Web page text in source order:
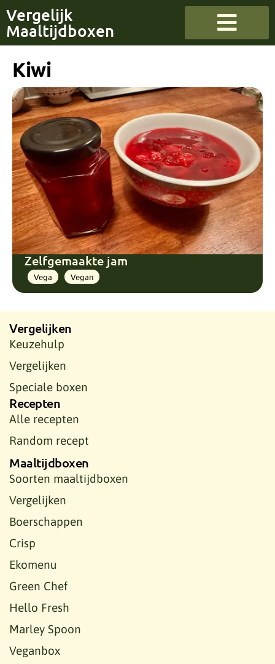
Vergelijk
Maaltijdboxen
Kiwi
Zelfgemaakte jam
Vega Vegan
Vergelijken
Keuzehulp
Vergelijken
Speciale boxen
Recepten
Alle recepten
Random recept
Maaltijdboxen
Soorten maaltijdboxen
Vergelijken
Boerschappen
Crisp
Ekomenu
Green Chef
Hello Fresh
Marley Spoon
Veganbox